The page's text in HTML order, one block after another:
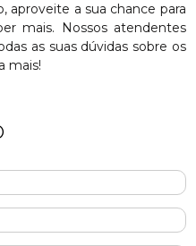
aproveite a sua chance para
mais. Nossos atendentes
as suas dúvidas sobre os
mais!